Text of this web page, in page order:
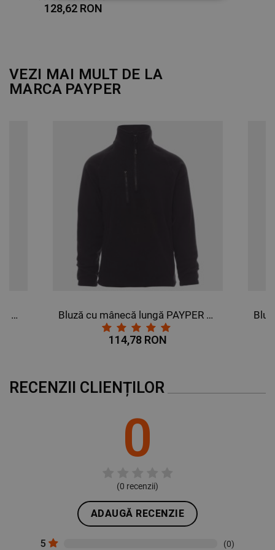
128,62 RON
VEZI MAI MULT DE LA
MARCA PAYPER
Bluză cu mânecă lungă PAYPER DOLOMITI+ GRI INCHIS Bluză cu mânecă lungă PAYPER DOLOMITI+ NEGRU
114,78 RON
RECENZII CLIENȚILOR
0
(0 recenzii)
ADAUGĂ RECENZIE
5 (0)
STRICT NECESARE
DE FUNCŢIONALITATE